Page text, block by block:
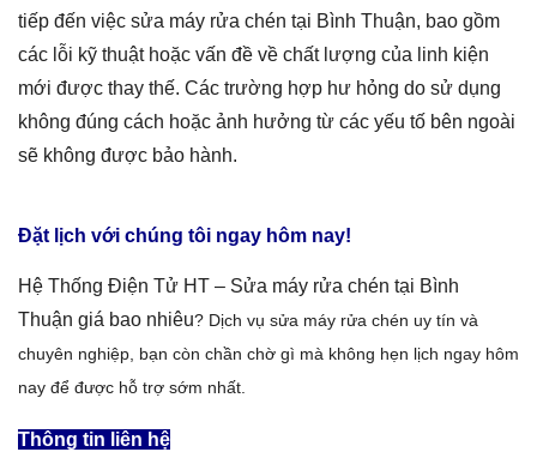
tiếp đến việc sửa máy rửa chén tại Bình Thuận, bao gồm
các lỗi kỹ thuật hoặc vấn đề về chất lượng của linh kiện
mới được thay thế. Các trường hợp hư hỏng do sử dụng
không đúng cách hoặc ảnh hưởng từ các yếu tố bên ngoài
sẽ không được bảo hành.
Đặt lịch với chúng tôi ngay hôm nay!
Hệ Thống Điện Tử HT – Sửa máy rửa chén tại Bình
Thuận giá bao nhiêu? Dịch vụ sửa máy rửa chén uy tín và
chuyên nghiệp, bạn còn chần chờ gì mà không hẹn lịch ngay hôm
nay để được hỗ trợ sớm nhất.
Thông tin liên hệ